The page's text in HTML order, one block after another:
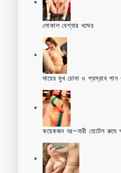
লোকাল বেশ্যার খদ্দের
মায়ের মুখ চোদা ও প্রস্রাব পান
কয়েকজন নর-নারী হোটেল